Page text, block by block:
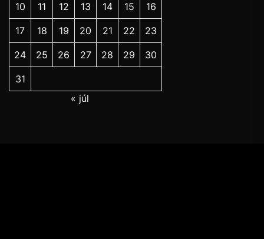
10 11 12 13 14 15 16
17 18 19 20 21 22 23
24 25 26 27 28 29 30
31
« júl